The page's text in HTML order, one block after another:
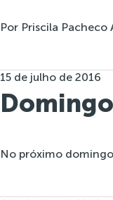
Por Priscila
15 de julho de 2016
No próximo